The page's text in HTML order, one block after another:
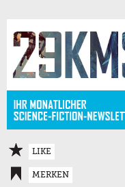
LIKE
MERKEN